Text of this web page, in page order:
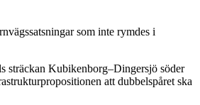
som inte rymdes i
sträckan Kubikenborg–Dingersjö söder
att dubbelspåret ska